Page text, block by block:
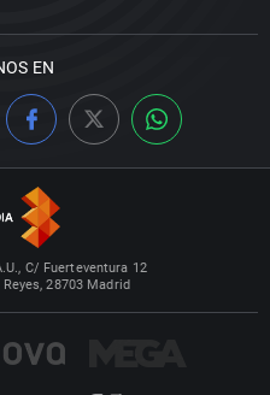
EN
C/ Fuerteventura 12
28703 Madrid